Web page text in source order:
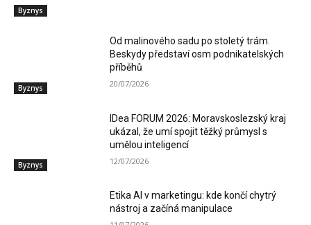
Byznys
Byznys
Od malinového sadu po stoletý trám.
Beskydy představí osm podnikatelských
příběhů
20/07/2026
Byznys
IDea FORUM 2026: Moravskoslezský kraj
ukázal, že umí spojit těžký průmysl s
umělou inteligencí
12/07/2026
Etika AI v marketingu: kde končí chytrý
nástroj a začíná manipulace